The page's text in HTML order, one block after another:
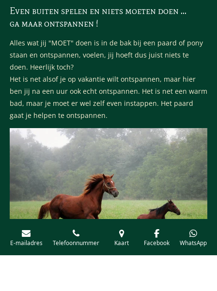
Even buiten spelen en niets moeten doen ...
ga maar ontspannen !
Alles wat jij "MOET" doen is in de bak bij een paard of pony
staan en ontspannen, voelen, jij hoeft dus juist niets te
doen. Heerlijk toch?
Het is net alsof je op vakantie wilt ontspannen, maar hier
ben jij na een uur ook echt ontspannen. Het is net een warm
bad, maar je moet er wel zelf even instappen. Het paard
gaat je helpen te ontspannen.
E-mailadres Telefoonnummer Kaart Facebook WhatsApp